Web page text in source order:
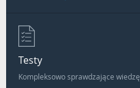
Testy
Kompleksowo sprawdzające wiedzę